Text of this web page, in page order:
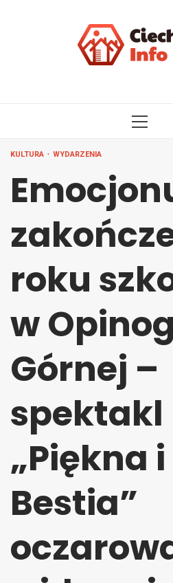
KULTURA WYDARZENIA
roku
w
Górnej –
spektakl
„Piękna i
Bestia”